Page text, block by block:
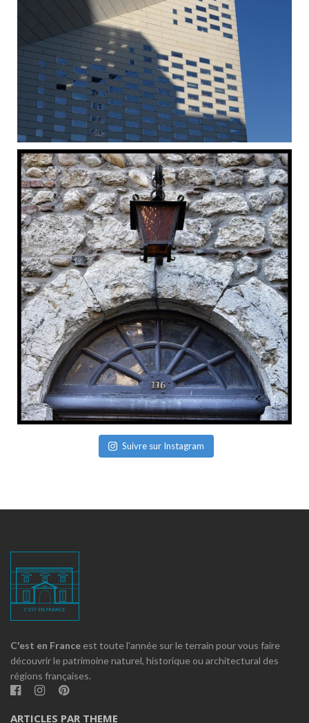
Suivre sur Instagram
C'est en France est toute l'année sur le terrain pour vous faire
découvrir le patrimoine naturel, historique ou architectural des
régions françaises.
ARTICLES PAR THEME